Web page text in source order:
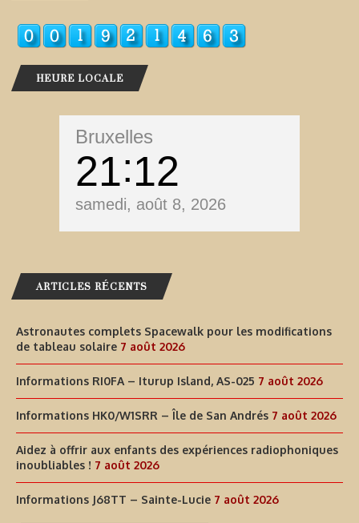
HEURE LOCALE
Bruxelles
21 12
samedi, août 8, 2026
ARTICLES RÉCENTS
Astronautes complets Spacewalk pour les modifications
de tableau solaire 7 août 2026
Informations RI0FA – Iturup Island, AS-025 7 août 2026
Informations HK0/W1SRR – Île de San Andrés 7 août 2026
Aidez à offrir aux enfants des expériences radiophoniques
inoubliables ! 7 août 2026
Informations J68TT – Sainte-Lucie 7 août 2026